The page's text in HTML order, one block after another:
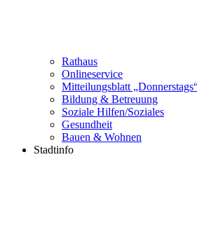
Rathaus
Onlineservice
Mitteilungsblatt
Bildung & Betreuung
Soziale Hilfen/Soziales
Gesundheit
Bauen & Wohnen
Stadtinfo